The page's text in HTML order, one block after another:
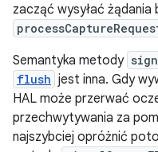
zacząć wysyłać
Semantyka metody
flush jest inna. Gdy
HAL może przerwać
przechwytywania za
najszybciej opróżnić